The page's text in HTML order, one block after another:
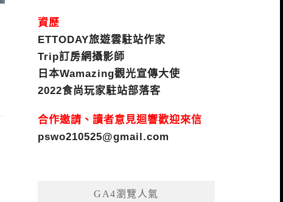
資歷
ETTODAY旅遊雲駐站作家
Trip訂房網攝影師
日本Wamazing觀光宣傳大使
2022食尚玩家駐站部落客
合作邀請、讀者意見迴響歡迎來信
pswo210525@gmail.com
GA4瀏覽人氣